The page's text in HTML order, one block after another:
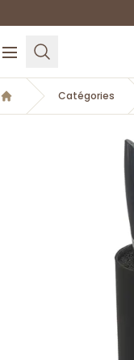
Ouvrir le menuRechercher
Accueil
Catégories